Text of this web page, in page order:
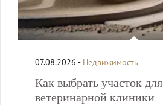
07.08.2026 - Недвижимость
Как выбрать участок для
ветеринарной клиники